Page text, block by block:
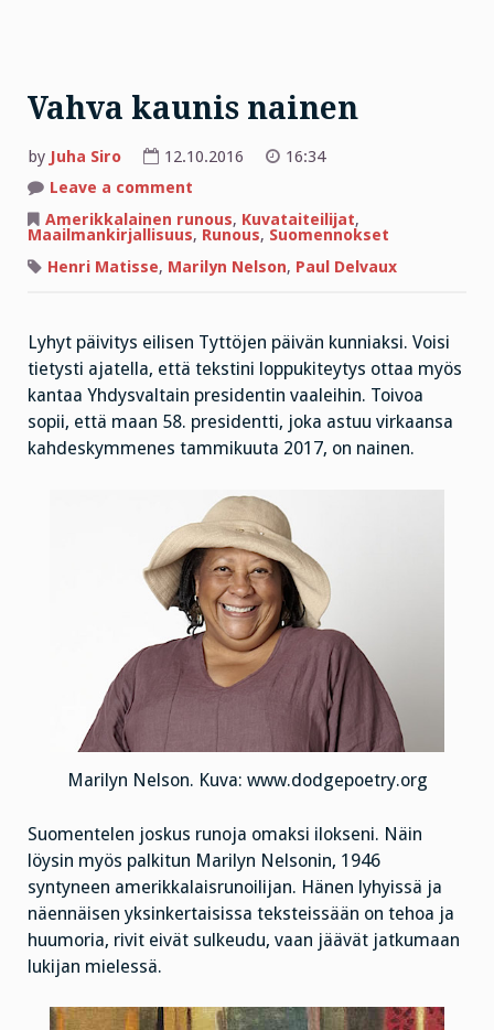
Vahva kaunis nainen
by Juha Siro 12.10.2016
16:34
Leave a comment
kaunis
nainen
Amerikkalainen runous, Kuvataiteilijat,
Maailmankirjallisuus, Runous, Suomennokset
Henri Matisse, Marilyn Nelson, Paul Delvaux
Lyhyt päivitys eilisen Tyttöjen päivän kunniaksi. Voisi
tietysti ajatella, että tekstini loppukiteytys ottaa myös
kantaa Yhdysvaltain presidentin vaaleihin. Toivoa
sopii, että maan 58. presidentti, joka astuu virkaansa
kahdeskymmenes tammikuuta 2017, on nainen.
Marilyn Nelson. Kuva: www.dodgepoetry.org
Suomentelen joskus runoja omaksi ilokseni. Näin
löysin myös palkitun Marilyn Nelsonin, 1946
syntyneen amerikkalaisrunoilijan. Hänen lyhyissä ja
näennäisen yksinkertaisissa teksteissään on tehoa ja
huumoria, rivit eivät sulkeudu, vaan jäävät jatkumaan
lukijan mielessä.